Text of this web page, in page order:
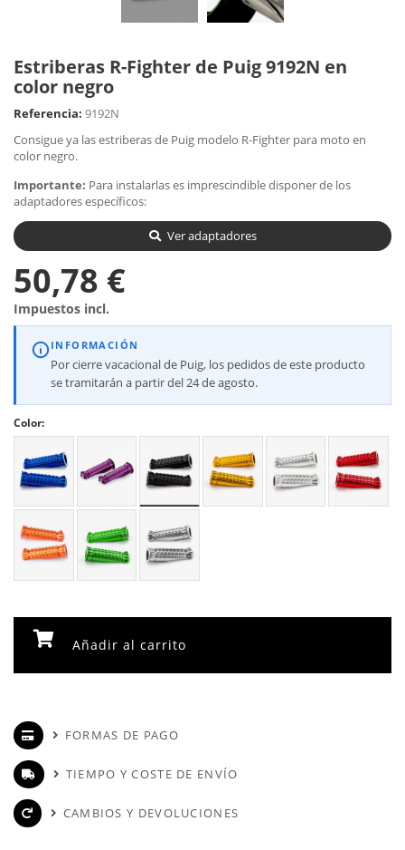
Estriberas R-Fighter de Puig 9192N en
color negro
Referencia: 9192N
Consigue ya las estriberas de Puig modelo R-Fighter para moto en
color negro.
Importante: Para instalarlas es imprescindible disponer de los
adaptadores específicos:
Ver adaptadores
50,78 €
Impuestos incl.
INFORMACIÓN
Por cierre vacacional de Puig, los pedidos de este producto
se tramitarán a partir del 24 de agosto.
Color:
Añadir al carrito
FORMAS DE PAGO
TIEMPO Y COSTE DE ENVÍO
CAMBIOS Y DEVOLUCIONES